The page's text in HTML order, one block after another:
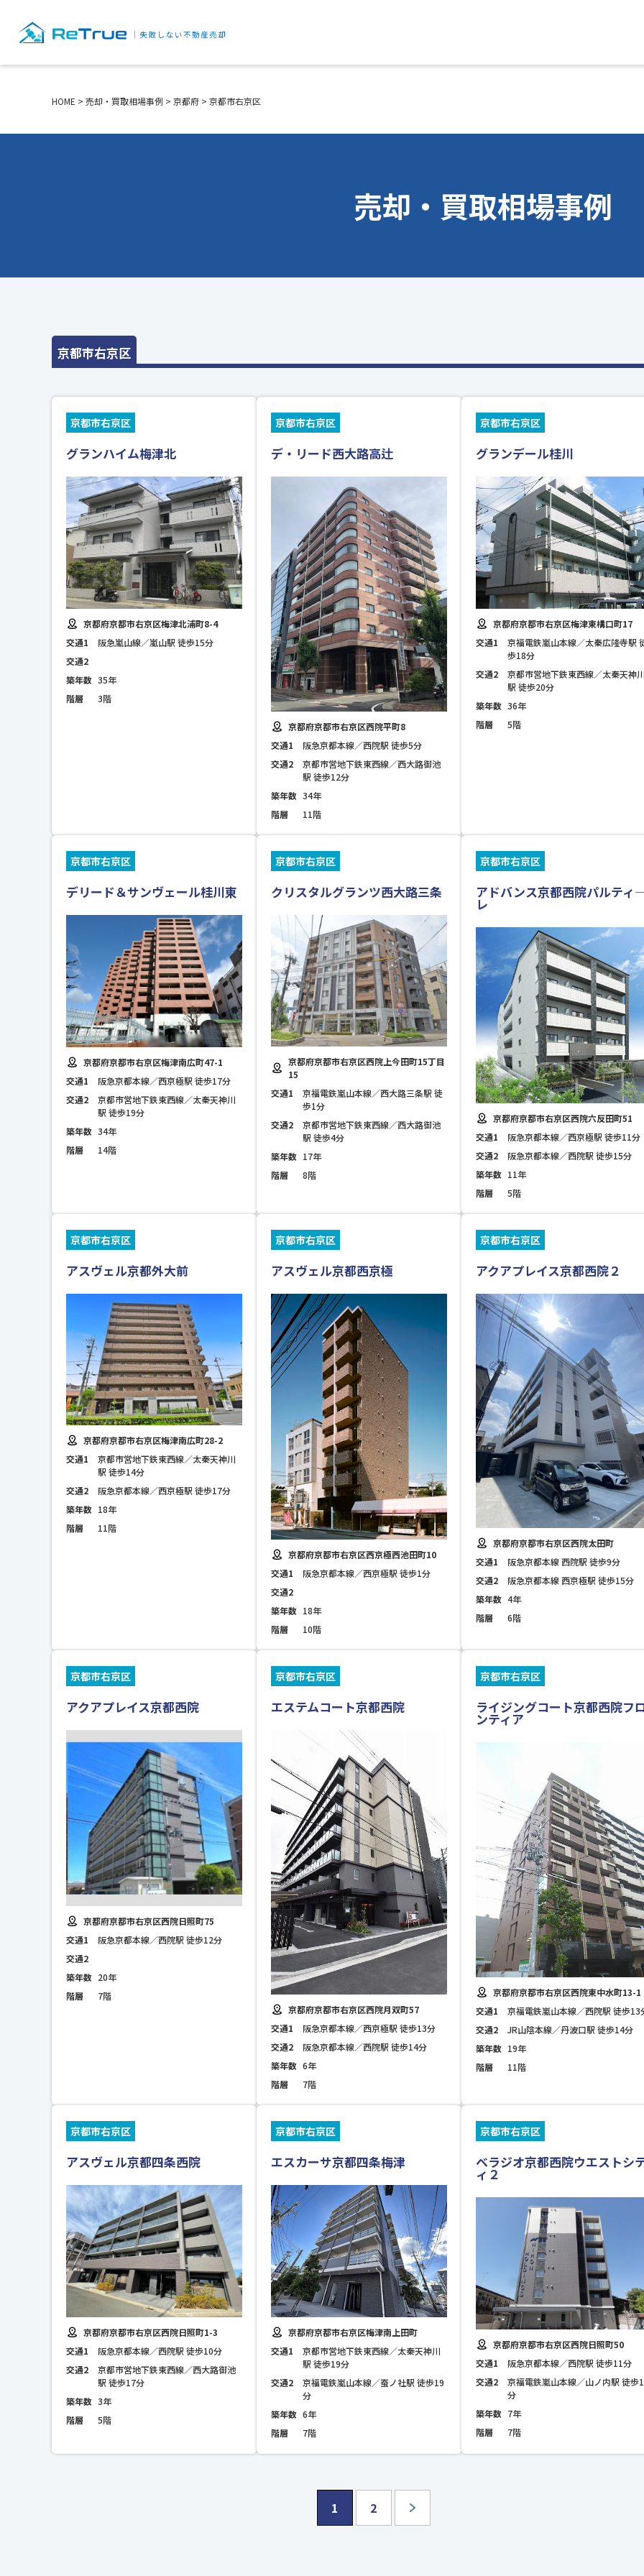
HOME > 売却・買取相場事例 > 京都府 > 京都市右京区
売却・買取相場事例
京都市右京区
京都市右京区
グランハイム梅津北
京都府京都市右京区梅津北浦町8-4
交通1
阪急嵐山線／嵐山駅 徒歩15分
交通2
築年数 35年
階層
3階
京都市右京区
デ・リード西大路高辻
京都府京都市右京区西院平町8
交通1
阪急京都本線／西院駅 徒歩5分
交通2
京都市営地下鉄東西線／西大路御池
駅 徒歩12分
築年数 34年
階層
11階
京都市右京区
グランデール桂川
京都府京都市右京区梅津東構口町17
交通1
京福電鉄嵐山本線／太秦広隆寺駅
歩18分
交通2
京都市営地下鉄東西線／太秦天神
駅 徒歩20分
築年数 36年
階層
5階
京都市右京区
デリード＆サンヴェール桂川東
京都府京都市右京区梅津南広町47-1
交通1
阪急京都本線／西京極駅 徒歩17分
交通2
京都市営地下鉄東西線／太秦天神川
駅 徒歩19分
築年数 34年
階層
14階
京都市右京区
クリスタルグランツ西大路三条
京都府京都市右京区西院上今田町15丁目
15
交通1
京福電鉄嵐山本線／西大路三条駅 徒
歩1分
交通2
京都市営地下鉄東西線／西大路御池
駅 徒歩4分
築年数 17年
階層
8階
京都市右京区
アドバンス京都西院パルティ
レ
京都府京都市右京区西院六反田町51
交通1
阪急京都本線／西京極駅 徒歩11分
交通2
阪急京都本線／西院駅 徒歩15分
築年数 11年
階層
5階
京都市右京区
アスヴェル京都外大前
京都府京都市右京区梅津南広町28-2
交通1
京都市営地下鉄東西線／太秦天神川
駅 徒歩14分
交通2
阪急京都本線／西京極駅 徒歩17分
築年数 18年
階層
11階
京都市右京区
アスヴェル京都西京極
京都府京都市右京区西京極西池田町10
交通1
阪急京都本線／西京極駅 徒歩1分
交通2
築年数 18年
階層
10階
京都市右京区
アクアプレイス京都西院２
京都府京都市右京区西院太田町
交通1
阪急京都本線 西院駅 徒歩9分
交通2
阪急京都本線 西京極駅 徒歩15分
築年数 4年
階層
6階
京都市右京区
アクアプレイス京都西院
京都府京都市右京区西院日照町75
交通1
阪急京都本線／西院駅 徒歩12分
交通2
築年数 20年
階層
7階
京都市右京区
エステムコート京都西院
京都府京都市右京区西院月双町57
交通1
阪急京都本線／西京極駅 徒歩13分
交通2
阪急京都本線／西院駅 徒歩14分
築年数 6年
階層
7階
京都市右京区
ライジングコート京都西院フ
ンティア
京都府京都市右京区西院東中水町13-1
交通1
京福電鉄嵐山本線／西院駅 徒歩13
交通2
JR山陰本線／丹波口駅 徒歩14分
築年数 19年
階層
11階
京都市右京区
アスヴェル京都四条西院
京都府京都市右京区西院日照町1-3
交通1
阪急京都本線／西院駅 徒歩10分
交通2
京都市営地下鉄東西線／西大路御池
駅 徒歩17分
築年数 3年
階層
5階
京都市右京区
エスカーサ京都四条梅津
京都府京都市右京区梅津南上田町
交通1
京都市営地下鉄東西線／太秦天神川
駅 徒歩19分
交通2
京福電鉄嵐山本線／蚕ノ社駅 徒歩19
分
築年数 6年
階層
7階
京都市右京区
ベラジオ京都西院ウエストシ
ィ２
京都府京都市右京区西院日照町50
交通1
阪急京都本線／西院駅 徒歩11分
交通2
京福電鉄嵐山本線／山ノ内駅 徒歩
分
築年数 7年
階層
7階
1 2